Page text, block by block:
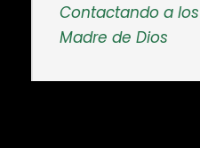
Contactando a
Madre de Dios